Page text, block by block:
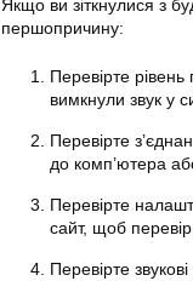
Якщо ви зіткнулися з
першопричину:
Перевірте
вимкнули звук у
Перевірте
до комп’ютера
Перевірте
сайт, щоб
Перевірте